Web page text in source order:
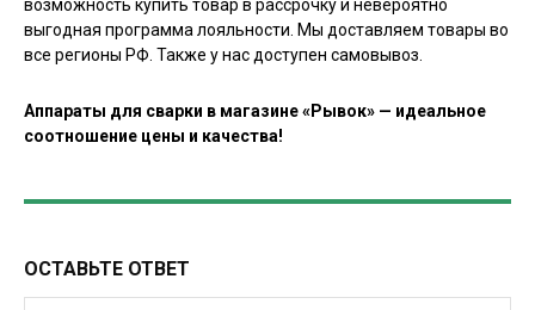
возможность купить товар в рассрочку и невероятно
выгодная программа лояльности. Мы доставляем товары во
все регионы РФ. Также у нас доступен самовывоз.
Аппараты для сварки в магазине «Рывок» — идеальное
соотношение цены и качества!
ОСТАВЬТЕ ОТВЕТ